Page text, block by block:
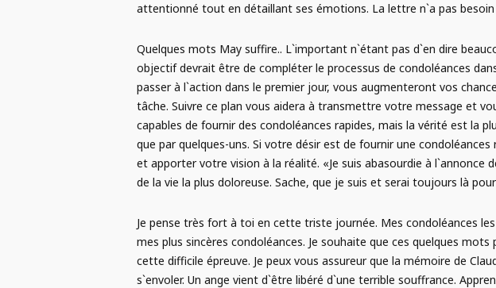
attentionné tout en détaillant ses émotions. La lettre n`a pas besoin
Quelques mots May suffire.. L`important n`étant pas d`en dire
objectif devrait être de compléter le processus de condoléances
passer à l`action dans le premier jour, vous augmenteront vos
tâche. Suivre ce plan vous aidera à transmettre votre message et
capables de fournir des condoléances rapides, mais la vérité est la
que par quelques-uns. Si votre désir est de fournir une
et apporter votre vision à la réalité. «Je suis abasourdie à
de la vie la plus doloreuse. Sache, que je suis et serai toujours là
Je pense très fort à toi en cette triste journée. Mes condoléances
mes plus sincères condoléances. Je souhaite que ces quelques
cette difficile épreuve. Je peux vous assureur que la mémoire de
s`envoler. Un ange vient d`être libéré d`une terrible souffrance.